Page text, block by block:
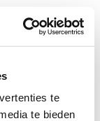
te
te bieden